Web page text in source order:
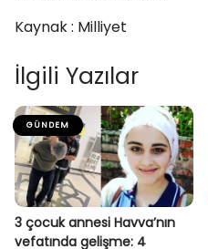
Kaynak : Milliyet
İlgili Yazılar
GÜNDEM
3 çocuk annesi Havva’nın
vefatında gelişme: 4